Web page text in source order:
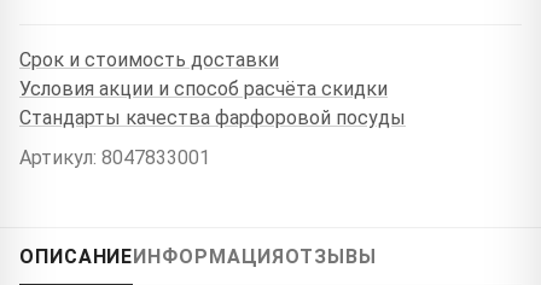
Срок и стоимость доставки
Условия акции и способ расчёта скидки
Стандарты качества фарфоровой посуды
Артикул: 8047833001
ОПИСАНИЕ ИНФОРМАЦИЯ ОТЗЫВЫ